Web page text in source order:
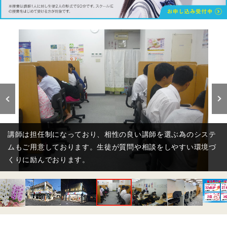
講師は担任制になっており、相性の良い講師を選ぶ為のシステ
ムもご用意しております。生徒が質問や相談をしやすい環境づ
くりに励んでおります。